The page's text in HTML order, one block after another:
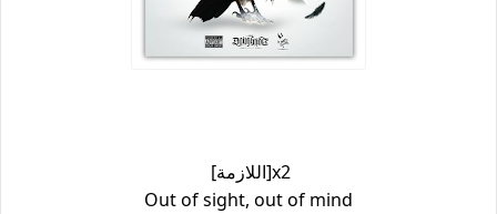
[اللازمة]x2
Out of sight, out of mind